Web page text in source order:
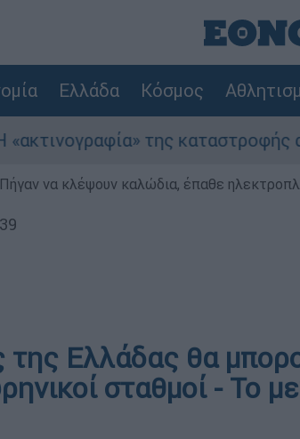
Ελλάδα Κόσμος
της καταστροφής από τις
να κλέψουν καλώδια, έπαθε
της Ελλάδας θα
σταθμοί - Το